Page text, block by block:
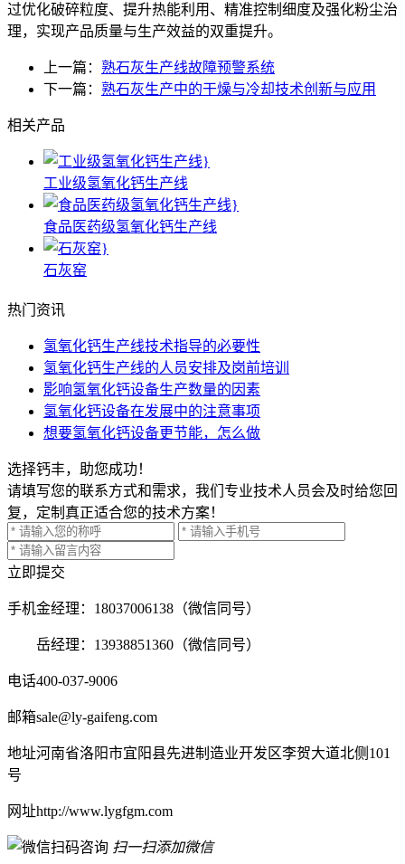
过优化破碎粒度、提升热能利用、精准控制细度及强化粉尘治
理，实现产品质量与生产效益的双重提升。
上一篇： 熟石灰生产线故障预警系统
下一篇： 熟石灰生产中的干燥与冷却技术创新与应用
相关产品
工业级氢氧化钙生产线
食品医药级氢氧化钙生产线
石灰窑
热门资讯
氢氧化钙生产线技术指导的必要性
氢氧化钙生产线的人员安排及岗前培训
影响氢氧化钙设备生产数量的因素
氢氧化钙设备在发展中的注意事项
想要氢氧化钙设备更节能，怎么做
选择钙丰，助您成功！
请填写您的联系方式和需求，我们专业技术人员会及时给您回
复，定制真正适合您的技术方案！
立即提交
手机金经理：18037006138（微信同号）
岳经理：13938851360（微信同号）
电话400-037-9006
邮箱sale@ly-gaifeng.com
地址河南省洛阳市宜阳县先进制造业开发区李贺大道北侧101
号
网址http://www.lygfgm.com
扫一扫添加微信